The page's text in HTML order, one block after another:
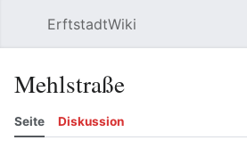
ErftstadtWiki
Mehlstraße
Seite Diskussion